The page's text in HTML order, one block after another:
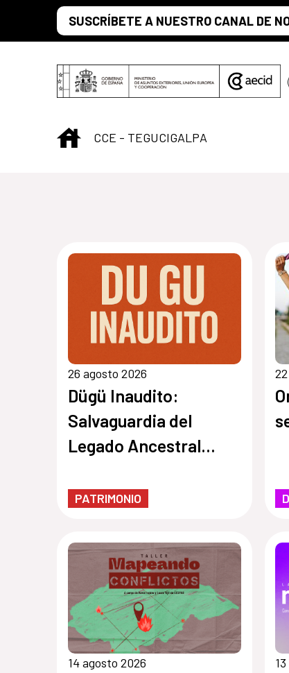
Saltar al contenido principal
SUSCRÍBETE A NUESTRO CANAL DE
INICIO
CCE - TEGUCIGALPA
26 agosto 2026
Dügü Inaudito:
Salvaguardia del
Legado Ancestral
Presentación pública
diálogo sobre
patrimonio vivo
PATRIMONIO
14 agosto 2026